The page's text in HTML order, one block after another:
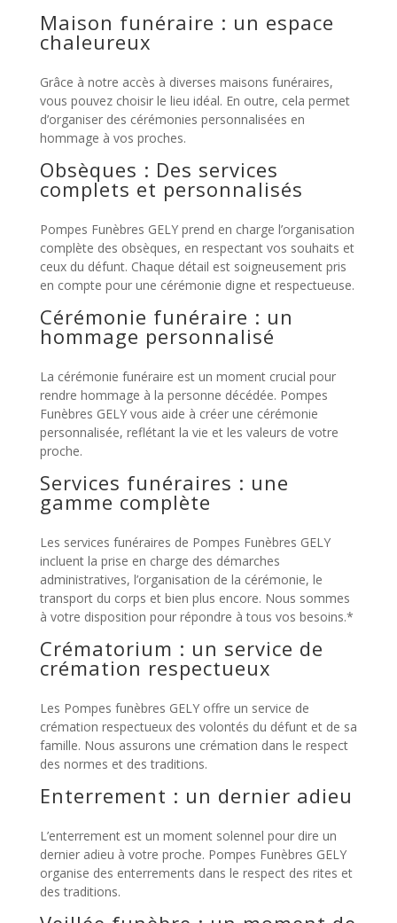
Maison funéraire : un espace
chaleureux
Grâce à notre accès à diverses maisons funéraires,
vous pouvez choisir le lieu idéal. En outre, cela permet
d’organiser des cérémonies personnalisées en
hommage à vos proches.
Obsèques : Des services
complets et personnalisés
Pompes Funèbres GELY prend en charge l’organisation
complète des obsèques, en respectant vos souhaits et
ceux du défunt. Chaque détail est soigneusement pris
en compte pour une cérémonie digne et respectueuse.
Cérémonie funéraire : un
hommage personnalisé
La cérémonie funéraire est un moment crucial pour
rendre hommage à la personne décédée. Pompes
Funèbres GELY vous aide à créer une cérémonie
personnalisée, reflétant la vie et les valeurs de votre
proche.
Services funéraires : une
gamme complète
Les services funéraires de Pompes Funèbres GELY
incluent la prise en charge des démarches
administratives, l’organisation de la cérémonie, le
transport du corps et bien plus encore. Nous sommes
à votre disposition pour répondre à tous vos besoins.*
Crématorium : un service de
crémation respectueux
Les Pompes funèbres GELY offre un service de
crémation respectueux des volontés du défunt et de sa
famille. Nous assurons une crémation dans le respect
des normes et des traditions.
Enterrement : un dernier adieu
L’enterrement est un moment solennel pour dire un
dernier adieu à votre proche. Pompes Funèbres GELY
organise des enterrements dans le respect des rites et
des traditions.